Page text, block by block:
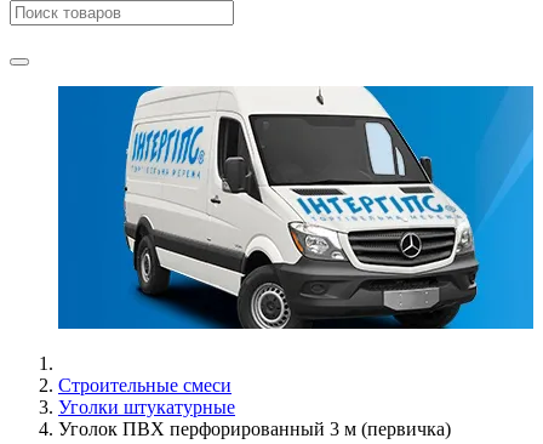
Строительные смеси
Уголки штукатурные
Уголок ПВХ перфорированный 3 м (первичка)